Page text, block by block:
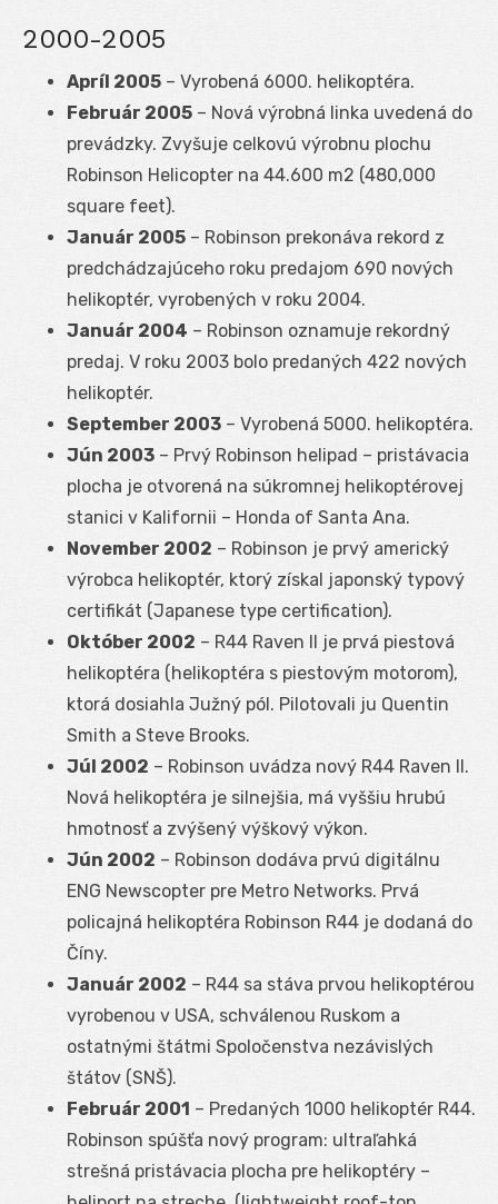
2000-2005
Apríl 2005 – Vyrobená 6000. helikoptéra.
Február 2005 – Nová výrobná linka uvedená do
prevádzky. Zvyšuje celkovú výrobnu plochu
Robinson Helicopter na 44.600 m2 (480,000
square feet).
Január 2005 – Robinson prekonáva rekord z
predchádzajúceho roku predajom 690 nových
helikoptér, vyrobených v roku 2004.
Január 2004 – Robinson oznamuje rekordný
predaj. V roku 2003 bolo predaných 422 nových
helikoptér.
September 2003 – Vyrobená 5000. helikoptéra.
Jún 2003 – Prvý Robinson helipad – pristávacia
plocha je otvorená na súkromnej helikoptérovej
stanici v Kalifornii – Honda of Santa Ana.
November 2002 – Robinson je prvý americký
výrobca helikoptér, ktorý získal japonský typový
certifikát (Japanese type certification).
Október 2002 – R44 Raven II je prvá piestová
helikoptéra (helikoptéra s piestovým motorom),
ktorá dosiahla Južný pól. Pilotovali ju Quentin
Smith a Steve Brooks.
Júl 2002 – Robinson uvádza nový R44 Raven II.
Nová helikoptéra je silnejšia, má vyššiu hrubú
hmotnosť a zvýšený výškový výkon.
Jún 2002 – Robinson dodáva prvú digitálnu
ENG Newscopter pre Metro Networks. Prvá
policajná helikoptéra Robinson R44 je dodaná do
Číny.
Január 2002 – R44 sa stáva prvou helikoptérou
vyrobenou v USA, schválenou Ruskom a
ostatnými štátmi Spoločenstva nezávislých
štátov (SNŠ).
Február 2001 – Predaných 1000 helikoptér R44.
Robinson spúšťa nový program: ultraľahká
strešná pristávacia plocha pre helikoptéry –